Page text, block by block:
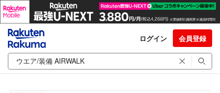
ログイン 会員登録